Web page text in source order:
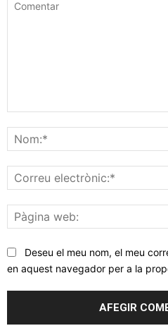
Deseu el meu nom, el meu
en aquest navegador per a la